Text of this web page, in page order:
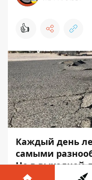
👍
Каждый день
самыми
Но в выходной
вас вряд ли